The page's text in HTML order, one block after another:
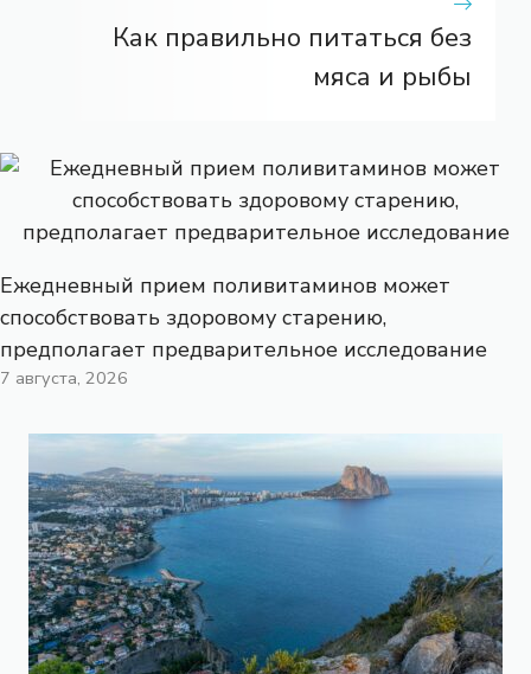
Как правильно питаться без
мяса и рыбы
Ежедневный прием поливитаминов может
способствовать здоровому старению,
предполагает предварительное исследование
7 августа, 2026